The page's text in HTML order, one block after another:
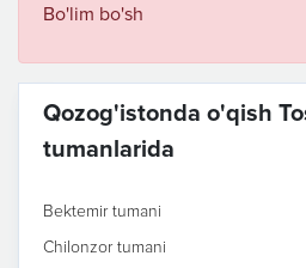
Bo'lim bo'sh
Qozog'istonda o'qish
tumanlarida
Bektemir tumani
Chilonzor tumani